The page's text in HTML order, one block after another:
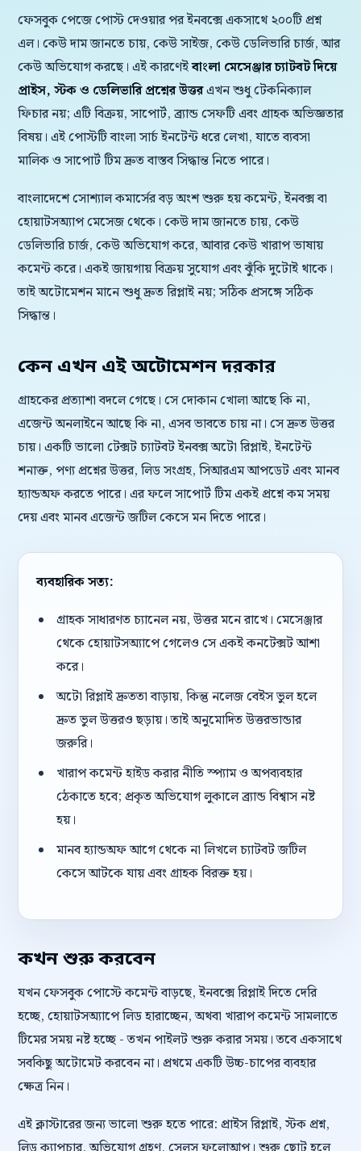
ফেসবুক পেজে পোস্ট দেওয়ার পর ইনবক্সে একসাথে ২০০টি প্রশ্ন
এল। কেউ দাম জানতে চায়, কেউ সাইজ, কেউ ডেলিভারি চার্জ, আর
কেউ অভিযোগ করছে। এই কারণেইবাংলা মেসেঞ্জার চ্যাটবট দিয়ে
প্রাইস, স্টক ও ডেলিভারি প্রশ্নের উত্তরএখন শুধু টেকনিক্যাল
ফিচার নয়; এটি বিক্রয়, সাপোর্ট, ব্র্যান্ড সেফটি এবং গ্রাহক অভিজ্ঞতার
বিষয়। এই পোস্টটি বাংলা সার্চ ইনটেন্ট ধরে লেখা, যাতে ব্যবসা
মালিক ও সাপোর্ট টিম দ্রুত বাস্তব সিদ্ধান্ত নিতে পারে।
বাংলাদেশে সোশ্যাল কমার্সের বড় অংশ শুরু হয় কমেন্ট, ইনবক্স বা
হোয়াটসঅ্যাপ মেসেজ থেকে। কেউ দাম জানতে চায়, কেউ
ডেলিভারি চার্জ, কেউ অভিযোগ করে, আবার কেউ খারাপ ভাষায়
কমেন্ট করে। একই জায়গায় বিক্রয় সুযোগ এবং ঝুঁকি দুটোই থাকে।
তাই অটোমেশন মানে শুধু দ্রুত রিপ্লাই নয়; সঠিক প্রসঙ্গে সঠিক
সিদ্ধান্ত।
কেন এখন এই অটোমেশন দরকার
গ্রাহকের প্রত্যাশা বদলে গেছে। সে দোকান খোলা আছে কি না,
এজেন্ট অনলাইনে আছে কি না, এসব ভাবতে চায় না। সে দ্রুত উত্তর
চায়। একটি ভালো টেক্সট চ্যাটবট ইনবক্স অটো রিপ্লাই, ইনটেন্ট
শনাক্ত, পণ্য প্রশ্নের উত্তর, লিড সংগ্রহ, সিআরএম আপডেট এবং মানব
হ্যান্ডঅফ করতে পারে। এর ফলে সাপোর্ট টিম একই প্রশ্নে কম সময়
দেয় এবং মানব এজেন্ট জটিল কেসে মন দিতে পারে।
ব্যবহারিক সত্য:
গ্রাহক সাধারণত চ্যানেল নয়, উত্তর মনে রাখে। মেসেঞ্জার
থেকে হোয়াটসঅ্যাপে গেলেও সে একই কনটেক্সট আশা
করে।
অটো রিপ্লাই দ্রুততা বাড়ায়, কিন্তু নলেজ বেইস ভুল হলে
দ্রুত ভুল উত্তরও ছড়ায়। তাই অনুমোদিত উত্তরভান্ডার
জরুরি।
খারাপ কমেন্ট হাইড করার নীতি স্প্যাম ও অপব্যবহার
ঠেকাতে হবে; প্রকৃত অভিযোগ লুকালে ব্র্যান্ড বিশ্বাস নষ্ট
হয়।
মানব হ্যান্ডঅফ আগে থেকে না লিখলে চ্যাটবট জটিল
কেসে আটকে যায় এবং গ্রাহক বিরক্ত হয়।
কখন শুরু করবেন
যখন ফেসবুক পোস্টে কমেন্ট বাড়ছে, ইনবক্সে রিপ্লাই দিতে দেরি
হচ্ছে, হোয়াটসঅ্যাপে লিড হারাচ্ছেন, অথবা খারাপ কমেন্ট সামলাতে
টিমের সময় নষ্ট হচ্ছে - তখন পাইলট শুরু করার সময়। তবে একসাথে
সবকিছু অটোমেট করবেন না। প্রথমে একটি উচ্চ-চাপের ব্যবহার
ক্ষেত্র নিন।
এই ক্লাস্টারের জন্য ভালো শুরু হতে পারে: প্রাইস রিপ্লাই, স্টক প্রশ্ন,